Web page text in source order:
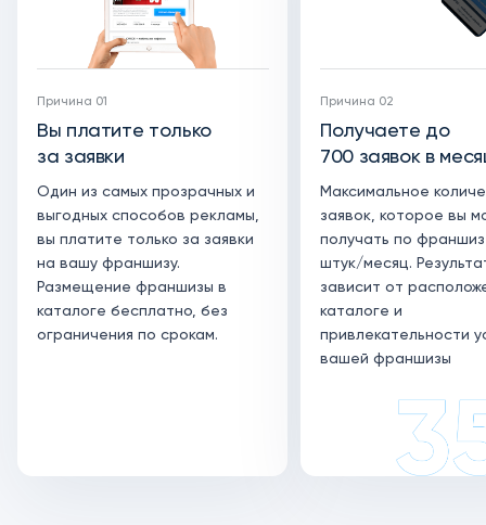
Причина 01
Вы платите только
за заявки
Один из самых прозрачных и
выгодных способов рекламы,
вы платите только за заявки
на вашу франшизу.
Размещение франшизы в
каталоге бесплатно, без
ограничения по срокам.
Причина 02
Получаете до
700 заявок в
Максимальное
заявок, которое вы
получать по
штук/месяц.
зависит от
каталоге и
привлекательности
вашей франшизы